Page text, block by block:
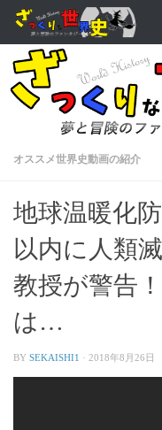
オススメ世界史動画の紹介
地球温暖化
以内に人類
教授が警告
は…
BY SEKAISHI1 · 2018年8月26日